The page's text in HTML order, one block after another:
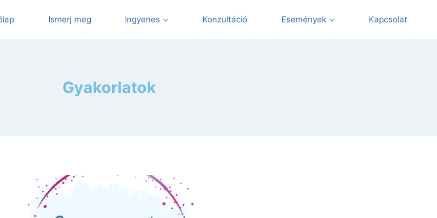
Ismerj meg Ingyenes Konzultáció Események Kapcsolat
Gyakorlatok